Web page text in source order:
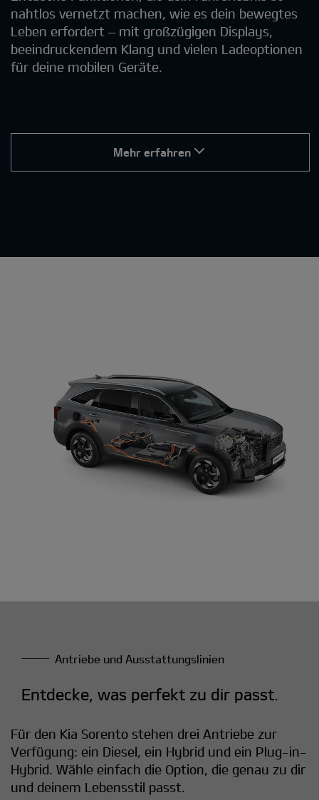
nahtlos vernetzt machen, wie es dein bewegtes
Leben erfordert – mit großzügigen Displays,
beeindruckendem Klang und vielen Ladeoptionen
für deine mobilen Geräte.
Mehr erfahren
Antriebe und Ausstattungslinien
Entdecke, was perfekt zu dir passt.
Für den Kia Sorento stehen drei Antriebe zur
Verfügung: ein Diesel, ein Hybrid und ein Plug-in-
Hybrid. Wähle einfach die Option, die genau zu dir
und deinem Lebensstil passt.